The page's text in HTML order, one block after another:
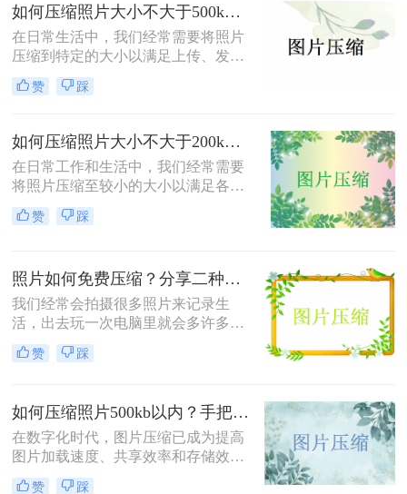
压缩后体积几乎没变。
如何压缩照片大小不大于500k？学会这2种压缩方法轻松解决！
在日常生活中，我们经常需要将照片
压缩到特定的大小以满足上传、发送
或存储的需求。那么如何压缩照片大
小不大于500k呢？本文将介绍两种将
方法。
赞 踩
如何压缩照片大小不大于200k？教你二种高效压缩方法！
在日常工作和生活中，我们经常需要
将照片压缩至较小的大小以满足各种
上传、分享或存储的需求。那么如何
压缩照片大小不大于200k呢？本文将
赞 踩
照片如何免费压缩？分享二种高效压缩方法！
我们经常会拍摄很多照片来记录生
活，出去玩一次电脑里就会多许多旅
游照，而且不知道你们有没有储存好
看图片的习惯呢？这样下来我们电脑
软件将图片进行批量压缩，就可以缓
解电脑的内存压力，让它运行更加顺
畅。那么你们知道照片如何免费压缩
吗？相信这篇文章可以给你一点参
赞 踩
如何压缩照片500kb以内？手把手教你4个压缩方法！
在数字化时代，图片压缩已成为提高
图片加载速度、共享效率和存储效率
的重要手段。无论是个人用户还是企
赞 踩